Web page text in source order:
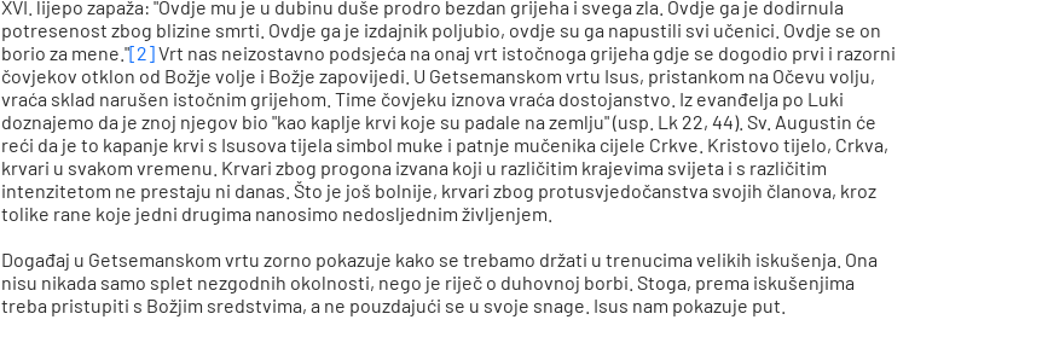
XVI. lijepo zapaža: "Ovdje mu je u dubinu duše prodro bezdan grijeha i svega zla. Ovdje ga je dodirnula
potresenost zbog blizine smrti. Ovdje ga je izdajnik poljubio, ovdje su ga napustili svi učenici. Ovdje se on
borio za mene."[2]Vrt nas neizostavno podsjeća na onaj vrt istočnoga grijeha gdje se dogodio prvi i razorni
čovjekov otklon od Božje volje i Božje zapovijedi. U Getsemanskom vrtu Isus, pristankom na Očevu volju,
vraća sklad narušen istočnim grijehom. Time čovjeku iznova vraća dostojanstvo. Iz evanđelja po Luki
doznajemo da je znoj njegov bio "kao kaplje krvi koje su padale na zemlju" (usp. Lk 22, 44). Sv. Augustin će
reći da je to kapanje krvi s Isusova tijela simbol muke i patnje mučenika cijele Crkve. Kristovo tijelo, Crkva,
krvari u svakom vremenu. Krvari zbog progona izvana koji u različitim krajevima svijeta i s različitim
intenzitetom ne prestaju ni danas. Što je još bolnije, krvari zbog protusvjedočanstva svojih članova, kroz
tolike rane koje jedni drugima nanosimo nedosljednim življenjem.
Događaj u Getsemanskom vrtu zorno pokazuje kako se trebamo držati u trenucima velikih iskušenja. Ona
nisu nikada samo splet nezgodnih okolnosti, nego je riječ o duhovnoj borbi. Stoga, prema iskušenjima
treba pristupiti s Božjim sredstvima, a ne pouzdajući se u svoje snage. Isus nam pokazuje put.